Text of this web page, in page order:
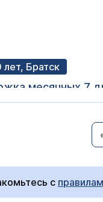
Братск
Не ждите и не
гормонального
с